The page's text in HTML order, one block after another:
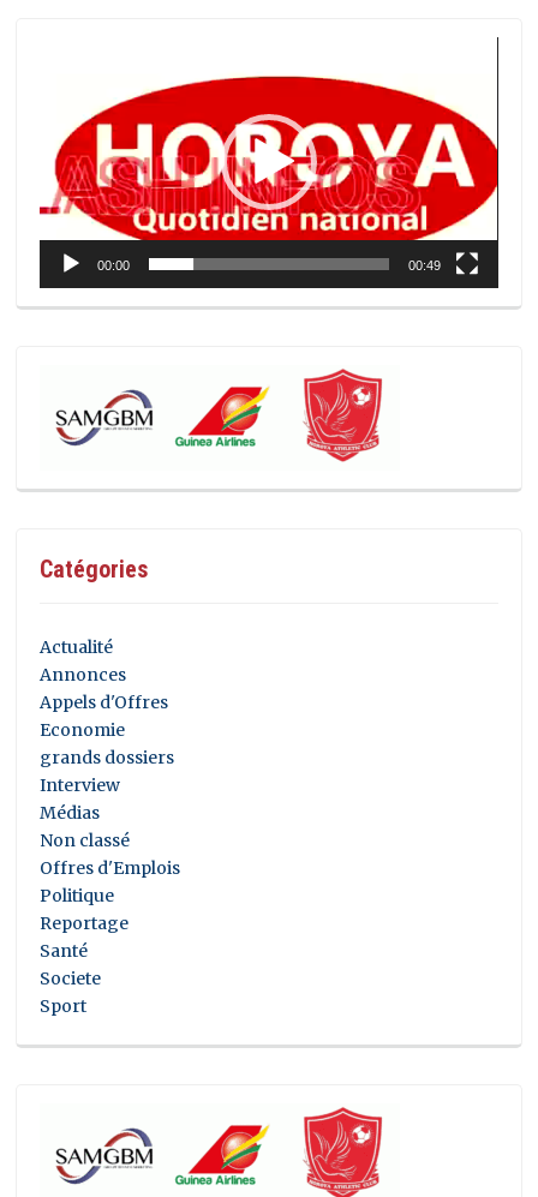
00:00 00:49
Catégories
Actualité
Annonces
Appels d'Offres
Economie
grands dossiers
Interview
Médias
Non classé
Offres d'Emplois
Politique
Reportage
Santé
Societe
Sport